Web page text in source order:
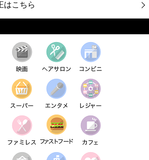
はこちら